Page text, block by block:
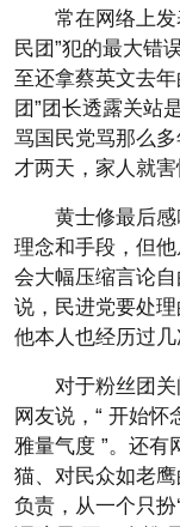
常在网络上
民团”犯的最大错
至还拿蔡英文去
团”团长透露关站
骂国民党骂那么
才两天，家人就
黄士修最后
理念和手段，但
会大幅压缩言论
说，民进党要处
他本人也经历过几
对于粉丝团
网友说，“ 开始怀
雅量气度 ”。还有
猫、对民众如老鹰
负责，从一个只扮